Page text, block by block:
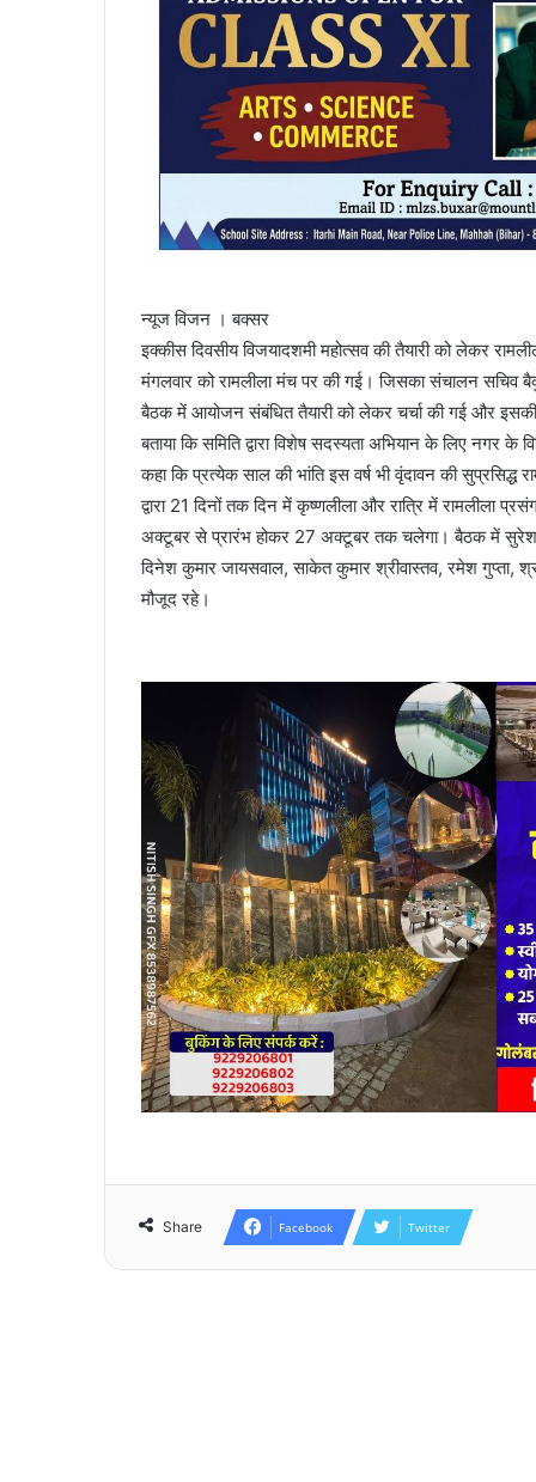
न्यूज विजन । बक्सर
इक्कीस दिवसीय विजयादशमी महोत्सव की तैयारी को लेकर
मंगलवार को रामलीला मंच पर की गई। जिसका संचालन सचिव
बैठक में आयोजन संबंधित तैयारी को लेकर चर्चा की गई और
बताया कि समिति द्वारा विशेष सदस्यता अभियान के लिए नगर
कहा कि प्रत्येक साल की भांति इस वर्ष भी वृंदावन की
द्वारा 21 दिनों तक दिन में कृष्णलीला और रात्रि में रामलीला
अक्टूबर से प्रारंभ होकर 27 अक्टूबर तक चलेगा। बैठक में सुरेश
दिनेश कुमार जायसवाल, साकेत कुमार श्रीवास्तव, रमेश गुप्ता,
मौजूद रहे।
Share Facebook Twitter